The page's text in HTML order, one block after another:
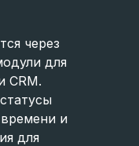
через
для
CRM.
и
для